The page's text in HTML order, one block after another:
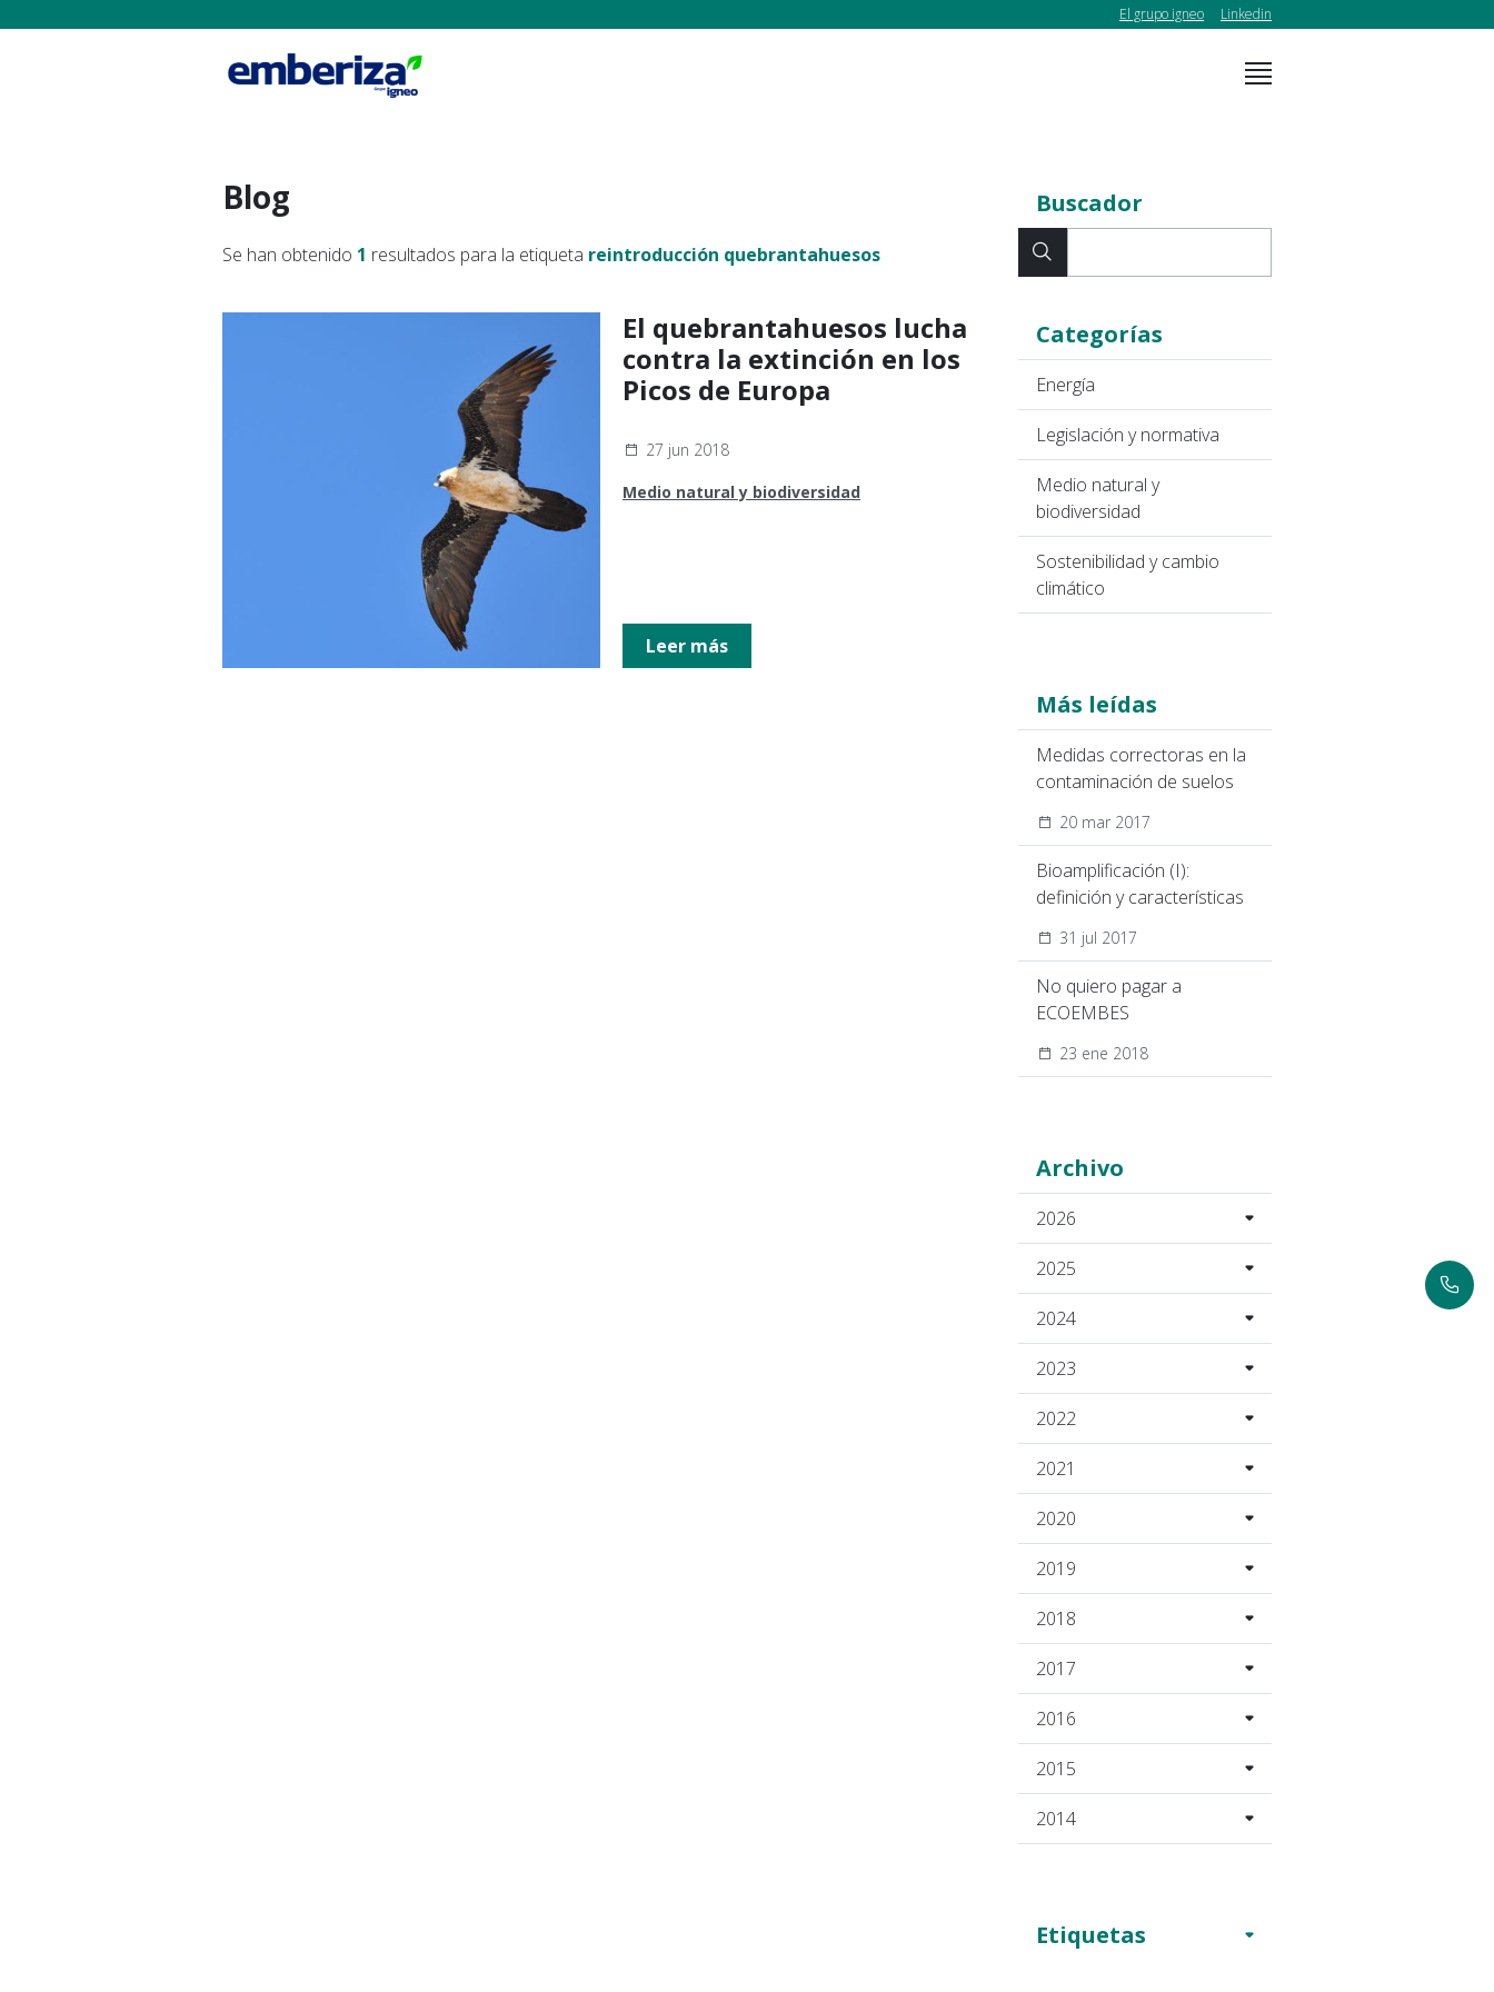
El grupo igneo Linkedin
Buscador
Categorías
Energía
Legislación y normativa
Medio natural y
biodiversidad
Sostenibilidad y cambio
climático
Más leídas
Medidas correctoras en la
contaminación de suelos
20 mar 2017
Bioamplificación (I):
definición y características
31 jul 2017
No quiero pagar a
ECOEMBES
23 ene 2018
Archivo
2026
2025
2024
2023
2022
2021
2020
2019
2018
2017
2016
2015
2014
Etiquetas
Blog
Se han obtenido 1 resultados para la etiqueta reintroducción quebrantahuesos
El quebrantahuesos lucha
contra la extinción en los
Picos de Europa
27 jun 2018
Medio natural y biodiversidad
Leer más